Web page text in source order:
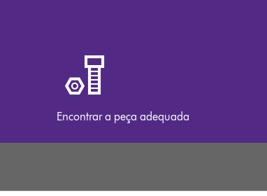
Encontrar a peça adequada